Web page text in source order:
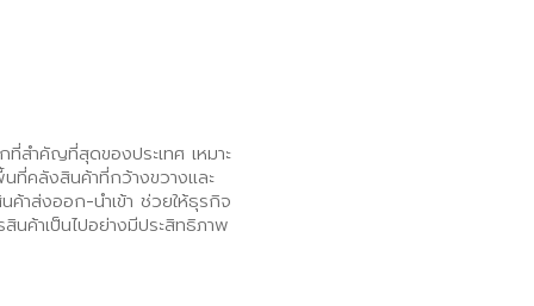
สำคัญที่สุดของประเทศ เหมาะ
ที่คลังสินค้าที่กว้างขวางและ
าส่งออก-นำเข้า ช่วยให้ธุรกิจ
นค้าเป็นไปอย่างมีประสิทธิภาพ